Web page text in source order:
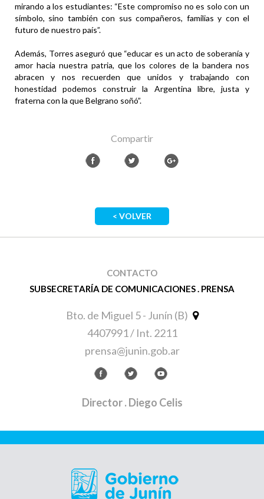
mirando a los estudiantes: “Este compromiso no es solo con un
símbolo, sino también con sus compañeros, familias y con el
futuro de nuestro país”.
Además, Torres aseguró que “educar es un acto de soberanía y
amor hacia nuestra patria, que los colores de la bandera nos
abracen y nos recuerden que unidos y trabajando con
honestidad podemos construir la Argentina libre, justa y
fraterna con la que Belgrano soñó”.
Compartir
< VOLVER
CONTACTO
SUBSECRETARÍA DE COMUNICACIONES . PRENSA
Bto. de Miguel 5 - Junín (B)
4407991 / Int. 2211
prensa@junin.gob.ar
Director. Diego Celis